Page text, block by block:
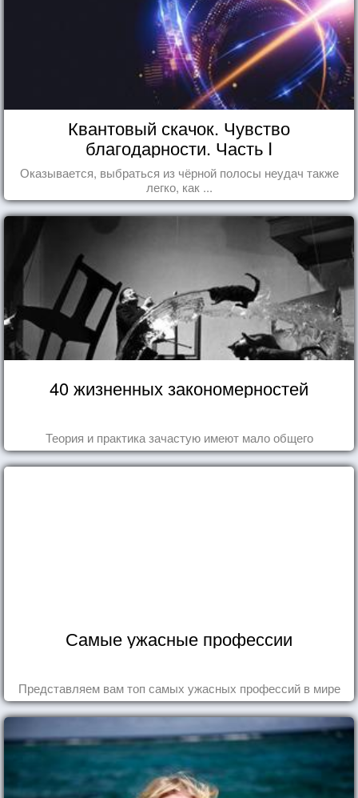
Квантовый скачок. Чувство
благодарности. Часть I
Оказывается, выбраться из чёрной полосы неудач также
легко, как ...
40 жизненных закономерностей
Теория и практика зачастую имеют мало общего
Самые ужасные профессии
Представляем вам топ самых ужасных профессий в мире